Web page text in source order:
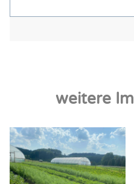
weitere